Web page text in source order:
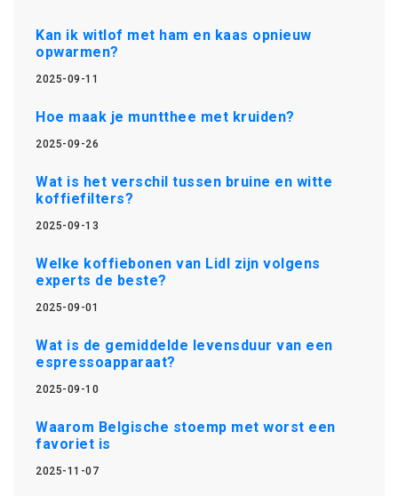
Kan ik witlof met ham en kaas opnieuw
opwarmen?
2025-09-11
Hoe maak je muntthee met kruiden?
2025-09-26
Wat is het verschil tussen bruine en witte
koffiefilters?
2025-09-13
Welke koffiebonen van Lidl zijn volgens
experts de beste?
2025-09-01
Wat is de gemiddelde levensduur van een
espressoapparaat?
2025-09-10
Waarom Belgische stoemp met worst een
favoriet is
2025-11-07